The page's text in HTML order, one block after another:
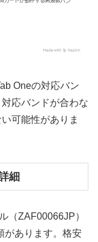
Oneの対応バン
応バンドが合わな
可能性がありま
細
（ZAF00066JP）
があります。格安